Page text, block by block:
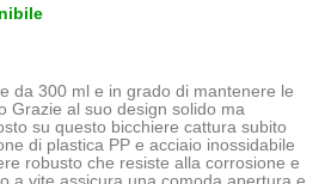
da 300 ml e in grado di mantenere le
Grazie al suo design solido ma
su questo bicchiere cattura subito
di plastica PP e acciaio inossidabile
robusto che resiste alla corrosione e